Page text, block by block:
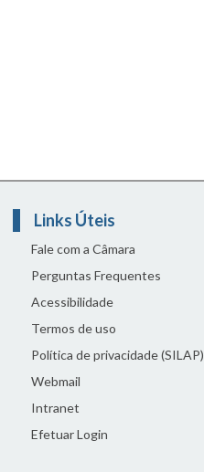
Links Úteis
Fale com a Câmara
Perguntas Frequentes
Acessibilidade
Termos de uso
Política de privacidade (SILAP)
Webmail
Intranet
Efetuar Login